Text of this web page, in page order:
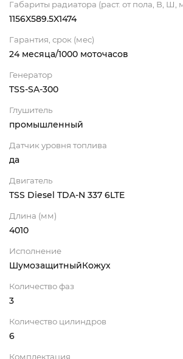
Габариты радиатора (раст. от пола, В, Ш,
1156X589.5X1474
Гарантия, срок (мес)
24 месяца/1000 моточасов
Генератор
TSS-SA-300
Глушитель
промышленный
Датчик уровня топлива
да
Двигатель
TSS Diesel TDA-N 337 6LTE
Длина (мм)
4010
Исполнение
ШумозащитныйКожух
Количество фаз
3
Количество цилиндров
6
Комплектация